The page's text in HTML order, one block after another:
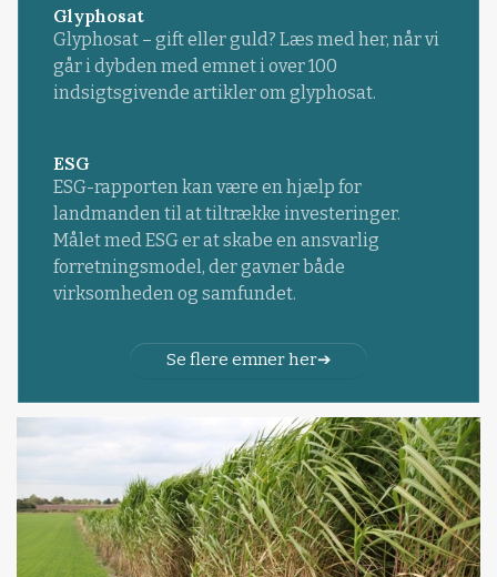
Glyphosat
Glyphosat – gift eller guld? Læs med her, når vi
går i dybden med emnet i over 100
indsigtsgivende artikler om glyphosat.
ESG
ESG-rapporten kan være en hjælp for
landmanden til at tiltrække investeringer.
Målet med ESG er at skabe en ansvarlig
forretningsmodel, der gavner både
virksomheden og samfundet.
Se flere emner her